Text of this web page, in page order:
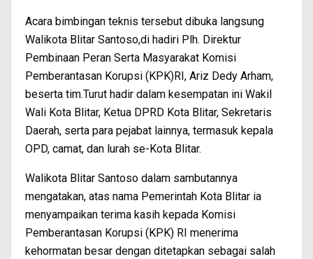
Acara bimbingan teknis tersebut dibuka langsung
Walikota Blitar Santoso,di hadiri Plh. Direktur
Pembinaan Peran Serta Masyarakat Komisi
Pemberantasan Korupsi (KPK)RI, Ariz Dedy Arham,
beserta tim.Turut hadir dalam kesempatan ini Wakil
Wali Kota Blitar, Ketua DPRD Kota Blitar, Sekretaris
Daerah, serta para pejabat lainnya, termasuk kepala
OPD, camat, dan lurah se-Kota Blitar.
Walikota Blitar Santoso dalam sambutannya
mengatakan, atas nama Pemerintah Kota Blitar ia
menyampaikan terima kasih kepada Komisi
Pemberantasan Korupsi (KPK) RI menerima
kehormatan besar dengan ditetapkan sebagai salah